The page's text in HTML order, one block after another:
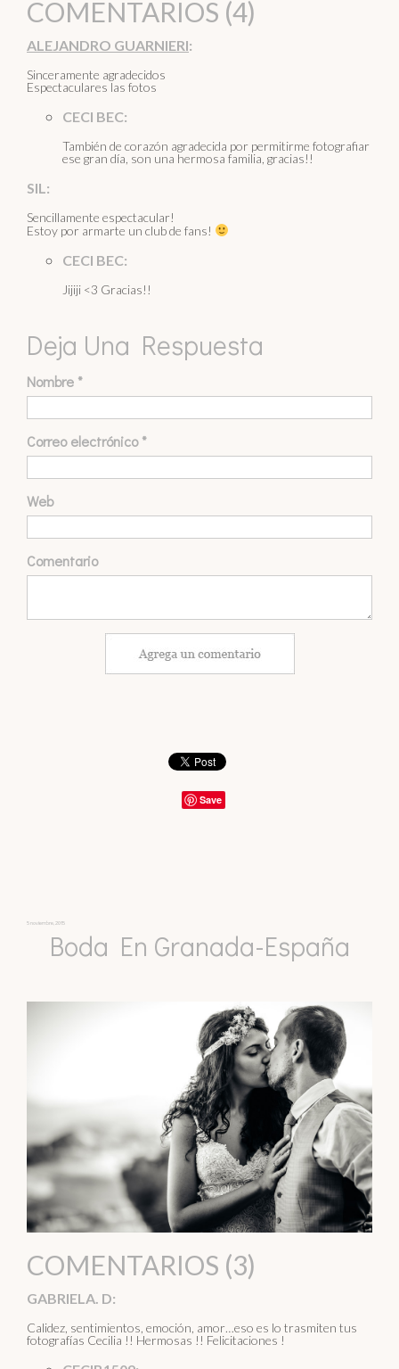
COMENTARIOS (4)
ALEJANDRO GUARNIERI:
Sinceramente agradecidos
Espectaculares las fotos
CECI BEC:
También de corazón agradecida por permitirme fotografiar
ese gran día, son una hermosa familia, gracias!!
SIL:
Sencillamente espectacular!
Estoy por armarte un club de fans!
CECI BEC:
Jijiji <3 Gracias!!
Deja Una Respuesta
Nombre *
Correo electrónico*
Web
Comentario
Save
5 noviembre, 2015
Boda En Granada-España
COMENTARIOS (3)
GABRIELA. D:
Calidez, sentimientos, emoción, amor…eso es lo trasmiten tus
fotografías Cecilia !! Hermosas !! Felicitaciones !